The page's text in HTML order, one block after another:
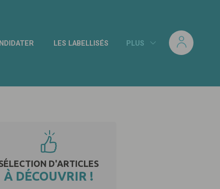
LES LABELLISÉS PLUS
D'ARTICLES
À DÉCOUVRIR !